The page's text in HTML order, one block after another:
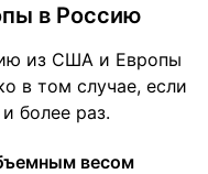
в Россию
из США и Европы
в том случае, если
более раз.
весом